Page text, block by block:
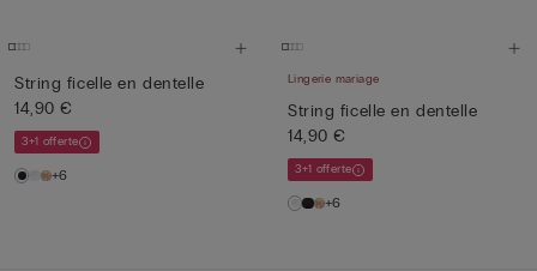
String ficelle en dentelle
14,90 €
3+1 offerte
+6
Lingerie mariage
String ficelle en dentelle
14,90 €
3+1 offerte
+6